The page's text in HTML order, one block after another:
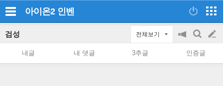
아이온2 인벤
검성 전체보기
공
on/off
검
색
글
쓰
내글 내 댓글 3추글 인증글